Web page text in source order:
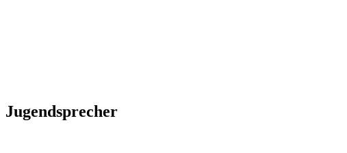
Jugendsprecher